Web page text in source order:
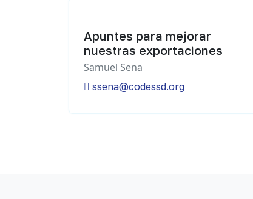
Apuntes para mejorar
nuestras exportaciones
Samuel Sena
ssena@codessd.org